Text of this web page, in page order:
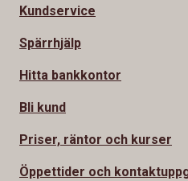
Kundservice
Spärrhjälp
Hitta bankkontor
Bli kund
Priser, räntor och kurser
Öppettider och